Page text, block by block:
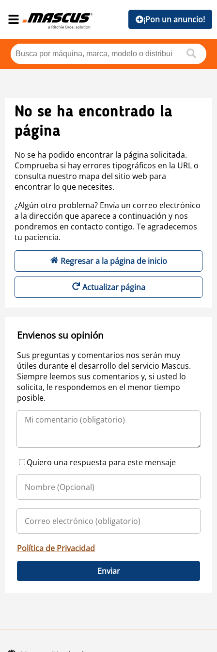
¡Pon un anuncio!
No se ha encontrado la
página
No se ha podido encontrar la página solicitada.
Comprueba si hay errores tipográficos en la URL o
consulta nuestro mapa del sitio web para
encontrar lo que necesites.
¿Algún otro problema? Envía un correo electrónico
a la dirección que aparece a continuación y nos
pondremos en contacto contigo. Te agradecemos
tu paciencia.
Regresar a la página de inicio
Actualizar página
Envienos su opinión
Sus preguntas y comentarios nos serán muy
útiles durante el desarrollo del servicio Mascus.
Siempre leemos sus comentarios y, si usted lo
solicita, le respondemos en el menor tiempo
posible.
Quiero una respuesta para este mensaje
Política de Privacidad
Enviar